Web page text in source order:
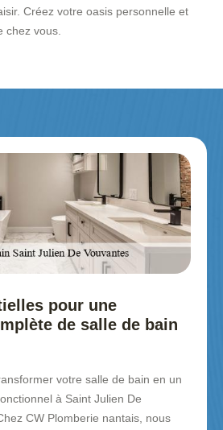
Créez votre oasis personnelle et
chez vous.
pour une
de salle de bain
votre salle de bain en un
à Saint Julien De
CW Plomberie nantais, nous